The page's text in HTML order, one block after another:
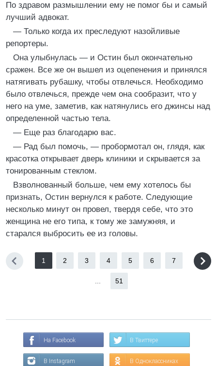
По здравом размышлении ему не помог бы и самый
лучший адвокат.
— Только когда их преследуют назойливые
репортеры.
Она улыбнулась — и Остин был окончательно
сражен. Все же он вышел из оцепенения и принялся
натягивать рубашку, чтобы отвлечься. Необходимо
было отвлечься, прежде чем она сообразит, что у
него на уме, заметив, как натянулись его джинсы над
определенной частью тела.
— Еще раз благодарю вас.
— Рад был помочь, — пробормотал он, глядя, как
красотка открывает дверь клиники и скрывается за
тонированным стеклом.
Взволнованный больше, чем ему хотелось бы
признать, Остин вернулся к работе. Следующие
несколько минут он провел, твердя себе, что это
женщина не его типа, к тому же замужняя, и
старался выбросить ее из головы.
1 2 3 4 5 6 7
51
На Facebook В Твиттере
В Instagram В Одноклассниках